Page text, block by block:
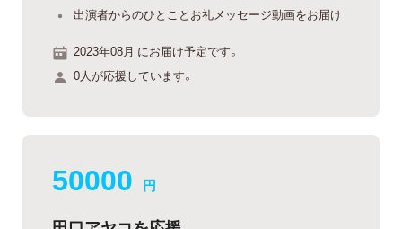
出演者からのひとことお礼メッセージ動画をお届け
2023年08月 にお届け予定です。
0人が応援しています。
50000 円